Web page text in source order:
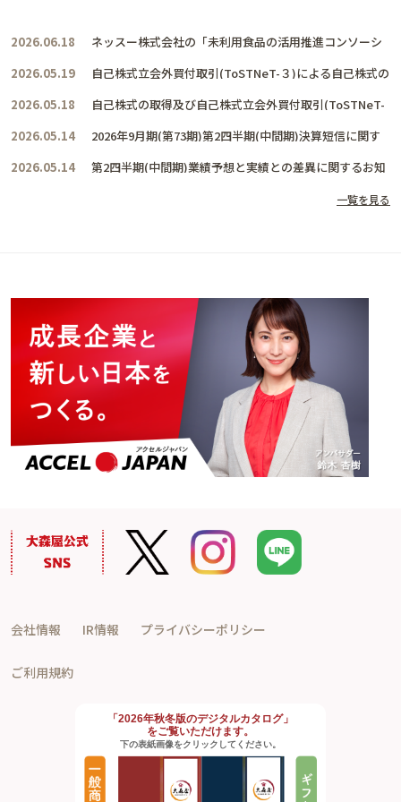
2026.06.18 ネッスー株式会社の「未利用食品の活用推進コンソーシ
2026.05.19
自己株式立会外買付取引(ToSTNeT-３)による自己株式の
2026.05.18
自己株式の取得及び自己株式立会外買付取引(ToSTNeT-
2026.05.14
2026年9月期(第73期)第2四半期(中間期)決算短信に関す
2026.05.14
第2四半期(中間期)業績予想と実績との差異に関するお知
一覧を見る
会社情報 IR情報 プライバシーポリシー
ご利用規約
「2026年秋冬版のデジタルカタログ」
をご覧いただけます。
下の表紙画像をクリックしてください。